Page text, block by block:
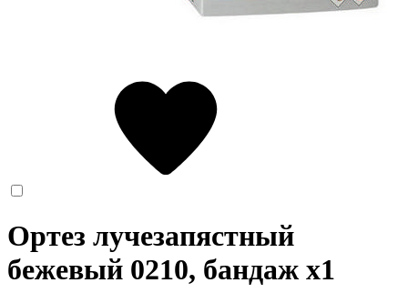
Ортез лучезапястный
бежевый 0210, бандажx1